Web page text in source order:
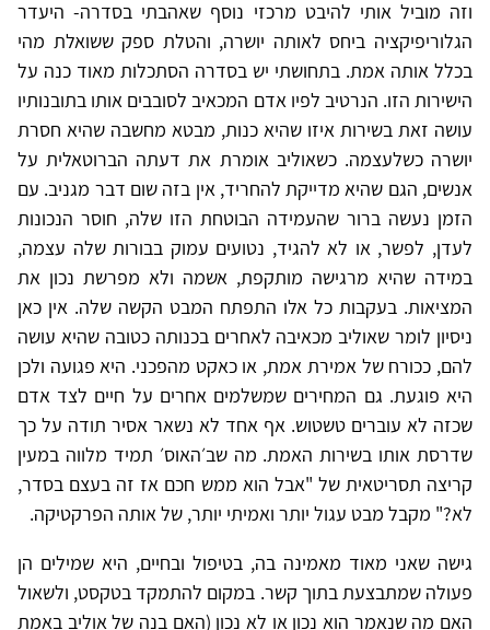
וזה מוביל אותי להיבט מרכזי נוסף שאהבתי בסדרה- היעדר
הגלוריפיקציה ביחס לאותה יושרה, והטלת ספק ששואלת מהי
בכלל אותה אמת. בתחושתי יש בסדרה הסתכלות מאוד כנה על
הישירות הזו. הנרטיב לפיו אדם המכאיב לסובבים אותו בתובנותיו
עושה זאת בשירות איזו שהיא כנות, מבטא מחשבה שהיא חסרת
יושרה כשלעצמה. כשאוליב אומרת את דעתה הברוטאלית על
אנשים, הגם שהיא מדייקת להחריד, אין בזה שום דבר מגניב. עם
הזמן נעשה ברור שהעמידה הבוטחת הזו שלה, חוסר הנכונות
לעדן, לפשר, או לא להגיד, נטועים עמוק בבורות שלה עצמה,
במידה שהיא מרגישה מותקפת, אשמה ולא מפרשת נכון את
המציאות. בעקבות כל אלו התפתח המבט הקשה שלה. אין כאן
ניסיון לומר שאוליב מכאיבה לאחרים בכנותה כטובה שהיא עושה
להם, ככורח של אמירת אמת, או כאקט מהפכני. היא פגועה ולכן
היא פוגעת. גם המחירים שמשלמים אחרים על חיים לצד אדם
שכזה לא עוברים טשטוש. אף אחד לא נשאר אסיר תודה על כך
שדרסת אותו בשירות האמת. מה שב׳האוס׳ תמיד מלווה במעין
קריצה תסריטאית של "אבל הוא ממש חכם אז זה בעצם בסדר,
לא?" מקבל מבט עגול יותר ואמיתי יותר, של אותה הפרקטיקה.
גישה שאני מאוד מאמינה בה, בטיפול ובחיים, היא שמילים הן
פעולה שמתבצעת בתוך קשר. במקום להתמקד בטקסט, ולשאול
האם מה שנאמר הוא נכון או לא נכון (האם בנה של אוליב באמת